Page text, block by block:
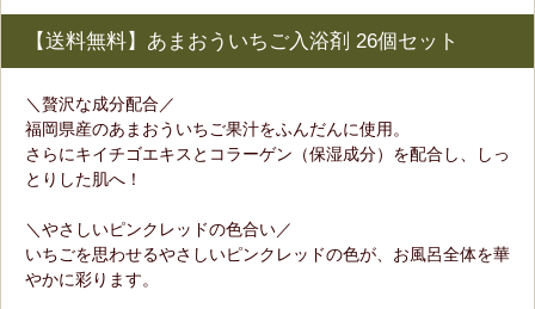
【送料無料】あまおういちご入浴剤 26個セット
＼贅沢な成分配合／
福岡県産のあまおういちご果汁をふんだんに使用。
さらにキイチゴエキスとコラーゲン（保湿成分）を配合し、しっ
とりした肌へ！
＼やさしいピンクレッドの色合い／
いちごを思わせるやさしいピンクレッドの色が、お風呂全体を華
やかに彩ります。